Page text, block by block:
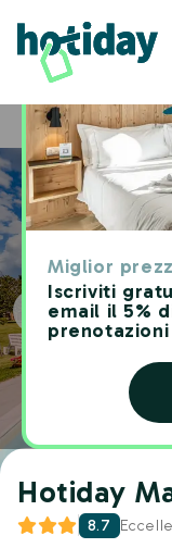
Miglior
Iscriviti
email il 5%
prenotazioni
Home Hotels
Hotiday
8.7